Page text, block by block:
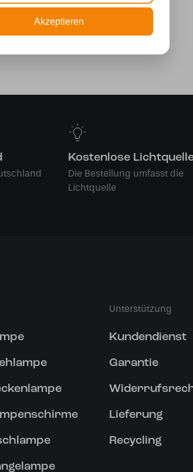
Kostenlose
Die Bestellung umfasst die
Lichtquelle
Unterstützung
Kundendienst
Garantie
Lieferung
Recycling
Akzeptieren